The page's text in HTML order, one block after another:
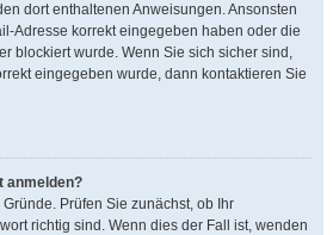
dort enthaltenen Anweisungen. Ansonsten
Adresse korrekt eingegeben haben oder die
blockiert wurde. Wenn Sie sich sicher sind,
eingegeben wurde, dann kontaktieren Sie
anmelden?
Prüfen Sie zunächst, ob Ihr
richtig sind. Wenn dies der Fall ist, wenden